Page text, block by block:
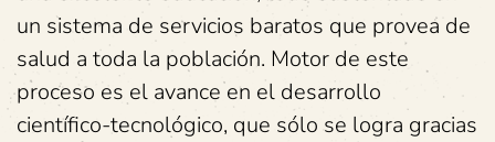
un sistema de servicios baratos que provea de
salud a toda la población. Motor de este
proceso es el avance en el desarrollo
científico-tecnológico, que sólo se logra gracias